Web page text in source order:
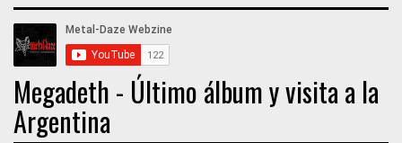
Megadeth - Último álbum y visita a la
Argentina